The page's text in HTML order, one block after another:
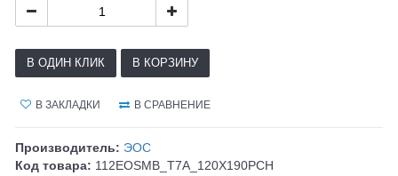
В ОДИН КЛИК В КОРЗИНУ
В ЗАКЛАДКИ В СРАВНЕНИЕ
Производитель: ЭОС
Код товара: 112EOSMB_T7A_120X190PCH